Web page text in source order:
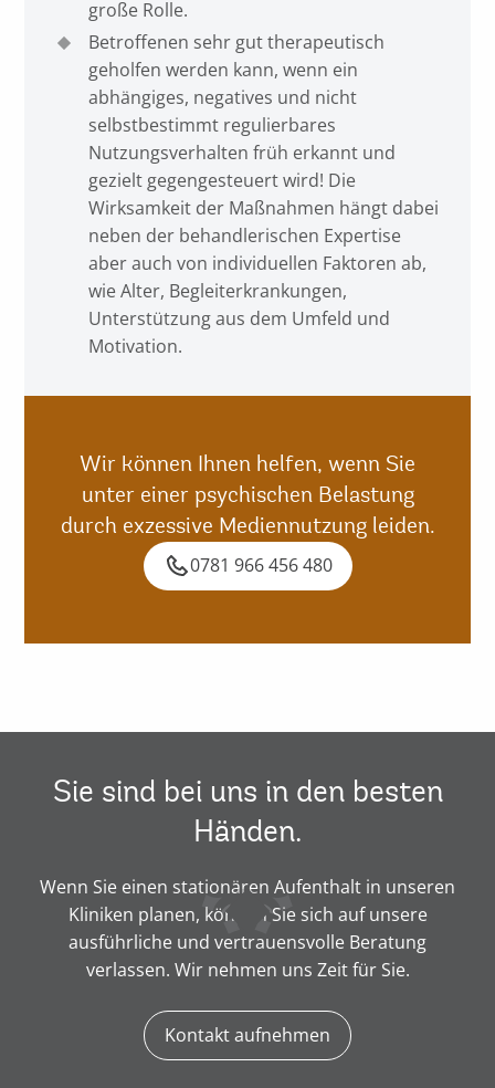
große Rolle.
Betroffenen sehr gut therapeutisch
geholfen werden kann, wenn ein
abhängiges, negatives und nicht
selbstbestimmt regulierbares
Nutzungsverhalten früh erkannt und
gezielt gegengesteuert wird! Die
Wirksamkeit der Maßnahmen hängt dabei
neben der behandlerischen Expertise
aber auch von individuellen Faktoren ab,
wie Alter, Begleiterkrankungen,
Unterstützung aus dem Umfeld und
Motivation.
Wir können Ihnen helfen, wenn Sie
unter einer psychischen Belastung
durch exzessive Mediennutzung leiden.
0781 966 456 480
Sie sind bei uns in den besten
Händen.
Wenn Sie einen stationären Aufenthalt in unseren
Kliniken planen, können Sie sich auf unsere
ausführliche und vertrauensvolle Beratung
verlassen. Wir nehmen uns Zeit für Sie.
Kontakt aufnehmen